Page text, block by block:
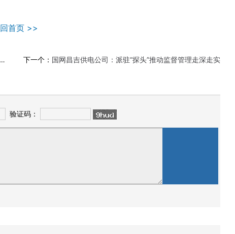
首页 >>
下一个： 国网昌吉供电公司：派驻“探头”推动监督管理走深走实
验证码：